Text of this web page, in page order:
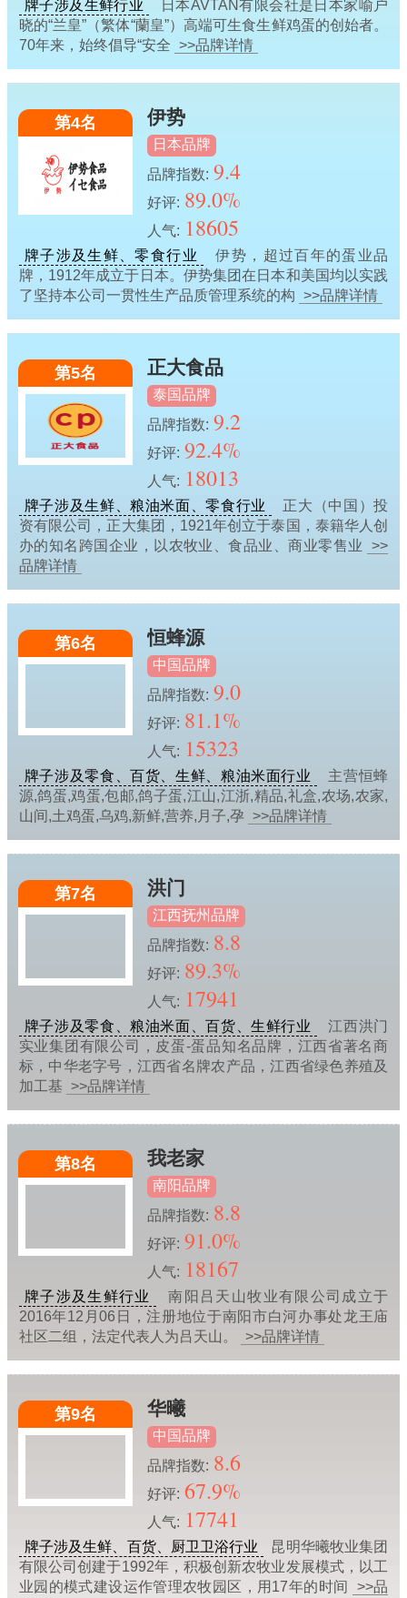
牌子涉及生鲜行业
日本AVTAN有限会社是日本家喻户
晓的“兰皇”（繁体“蘭皇”）高端可生食生鲜鸡蛋的创始者。
70年来，始终倡导“安全 >>品牌详情
第4名 伊势
日本品牌
品牌指数: 9.4
好评: 89.0%
人气: 18605
牌子涉及生鲜、零食行业
伊势，超过百年的蛋业品
牌，1912年成立于日本。伊势集团在日本和美国均以实践
了坚持本公司一贯性生产品质管理系统的构 >>品牌详情
第5名 正大食品
泰国品牌
品牌指数: 9.2
好评: 92.4%
人气: 18013
牌子涉及生鲜、粮油米面、零食行业
正大（中国）投
资有限公司，正大集团，1921年创立于泰国，泰籍华人创
办的知名跨国企业，以农牧业、食品业、商业零售业
>>
品牌详情
第6名 恒蜂源
中国品牌
品牌指数: 9.0
好评: 81.1%
人气: 15323
牌子涉及零食、百货、生鲜、粮油米面行业
主营恒蜂
源,鸽蛋,鸡蛋,包邮,鸽子蛋,江山,江浙,精品,礼盒,农场,农家,
山间,土鸡蛋,乌鸡,新鲜,营养,月子,孕 >>品牌详情
第7名 洪门
江西抚州品牌
品牌指数: 8.8
好评: 89.3%
人气: 17941
牌子涉及零食、粮油米面、百货、生鲜行业
江西洪门
实业集团有限公司，皮蛋-蛋品知名品牌，江西省著名商
标，中华老字号，江西省名牌农产品，江西省绿色养殖及
加工基
>>品牌详情
第8名 我老家
南阳品牌
品牌指数: 8.8
好评: 91.0%
人气: 18167
牌子涉及生鲜行业
南阳吕天山牧业有限公司成立于
2016年12月06日，注册地位于南阳市白河办事处龙王庙
社区二组，法定代表人为吕天山。
>>品牌详情
第9名 华曦
中国品牌
品牌指数: 8.6
好评: 67.9%
人气: 17741
牌子涉及生鲜、百货、厨卫卫浴行业
昆明华曦牧业集团
有限公司创建于1992年，积极创新农牧业发展模式，以工
业园的模式建设运作管理农牧园区，用17年的时间
>>品